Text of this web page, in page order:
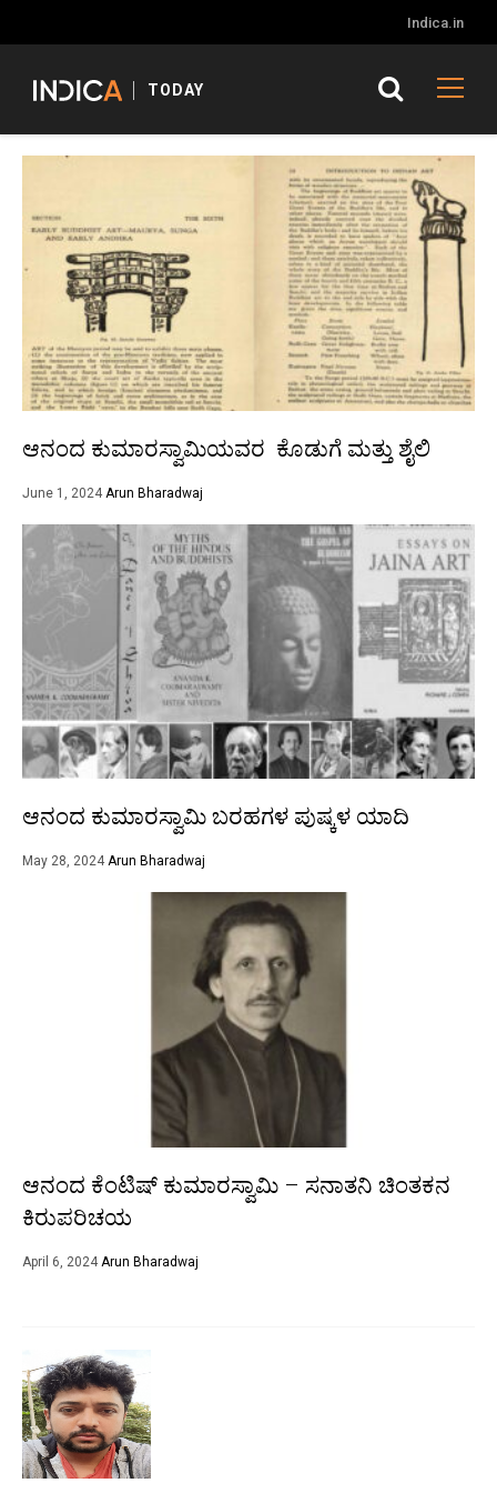
Indica.in
TODAY
ಆನಂದ ಕುಮಾರಸ್ವಾಮಿಯವರ ಕೊಡುಗೆ ಮತ್ತು ಶೈಲಿ
June 1, 2024 Arun Bharadwaj
ಆನಂದ ಕುಮಾರಸ್ವಾಮಿ ಬರಹಗಳ ಪುಷ್ಕಳ ಯಾದಿ
May 28, 2024 Arun Bharadwaj
ಆನಂದ ಕೆಂಟಿಷ್ ಕುಮಾರಸ್ವಾಮಿ – ಸನಾತನಿ ಚಿಂತಕನ
ಕಿರುಪರಿಚಯ
April 6, 2024 Arun Bharadwaj